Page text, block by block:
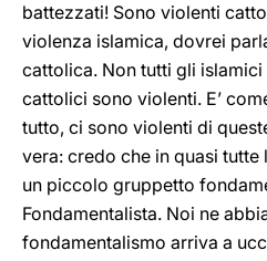
battezzati! Sono violenti
violenza islamica, dovrei
cattolica. Non tutti gli
cattolici sono violenti. E’
tutto, ci sono violenti di
vera: credo che in quasi
un piccolo gruppetto
Fondamentalista. Noi ne
fondamentalismo arriva a